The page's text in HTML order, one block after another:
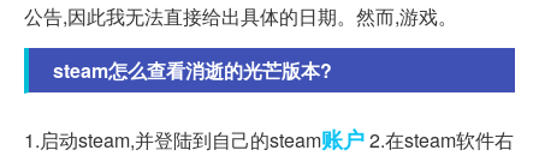
公告,因此我无法直接给出具体的日期。然而,游戏。
steam怎么查看消逝的光芒版本?
1.启动steam,并登陆到自己的steam账户2.在steam软件右